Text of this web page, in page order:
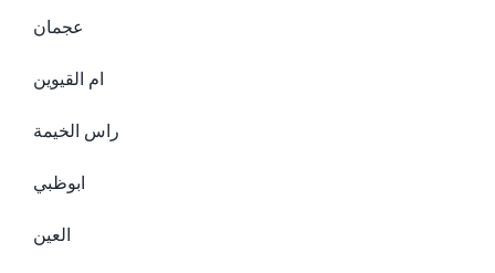
عجمان
ام القيوين
راس الخيمة
ابوظبي
العين